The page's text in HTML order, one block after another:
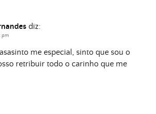
diz:
pm
me especial, sinto que sou o
retribuir todo o carinho que me